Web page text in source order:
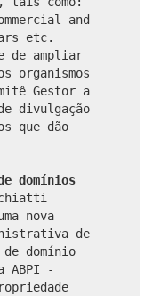
and
etc.
de ampliar
organismos
Gestor a
divulgação
que dão
domínios
nova
de
domínio
ABPI -